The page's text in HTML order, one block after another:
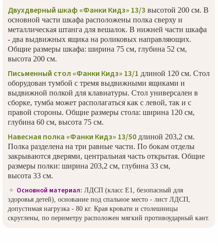
Двухдверный шкаф «Фанки Кидз» 13/3 высотой 200 см. В
основной части шкафа расположены полка сверху и
металлическая штанга для вешалок. В нижней части шкафа
- два выдвижных ящика на роликовых направляющих.
Общие размеры шкафа: ширина 75 см, глубина 52 см,
высота 200 см.
Письменный стол «Фанки Кидз» 13/1 длиной 120 см. Стол
оборудован тумбой с тремя выдвижными ящиками и
выдвижной полкой для клавиатуры. Стол универсален в
сборке, тумба может располагаться как с левой, так и с
правой стороны. Общие размеры стола: ширина 120 см,
глубина 60 см, высота 75 см.
Навесная полка «Фанки Кидз» 13/50длиной 203,2 см.
Полка разделена на три равные части. По бокам отделы
закрываются дверями, центральная часть открытая. Общие
размеры полки: ширина 203,2 см, глубина 33 см,
высота 33 см.
Основной материал: ЛДСП (класс Е1, безопасный для
здоровья детей), основание под спальное место - лист ЛДСП,
допустимая нагрузка - 80 кг. Края кровати и столешницы
скруглены, по периметру расположен мягкий противоударный кант.